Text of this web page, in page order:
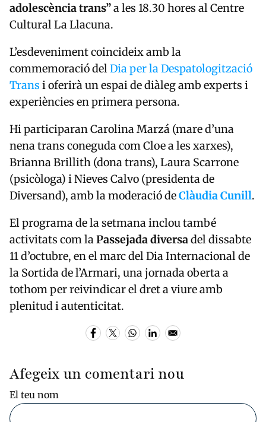
adolescència trans”a les 18.30 hores al Centre
Cultural La Llacuna.
L’esdeveniment coincideix amb la
commemoració delDia per la Despatologització
Trans i oferirà un espai de diàleg amb experts i
experiències en primera persona.
Hi participaran Carolina Marzá (mare d’una
nena trans coneguda com Cloe a les xarxes),
Brianna Brillith (dona trans), Laura Scarrone
(psicòloga) i Nieves Calvo (presidenta de
Diversand), amb la moderació deClàudia Cunill.
El programa de la setmana inclou també
activitats com laPassejada diversadel dissabte
11 d’octubre, en el marc del Dia Internacional de
la Sortida de l’Armari, una jornada oberta a
tothom per reivindicar el dret a viure amb
plenitud i autenticitat.
Afegeix un comentari nou
El teu nom